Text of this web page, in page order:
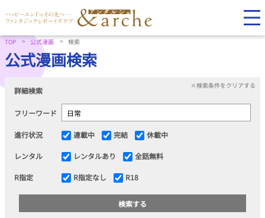
TOP 公式漫画 検索
公式漫画検索
詳細検索
×検索条件をクリアする
フリーワード
進行状況 連載中 完結 休載中
レンタル レンタルあり 全話無料
R指定 R指定なし R18